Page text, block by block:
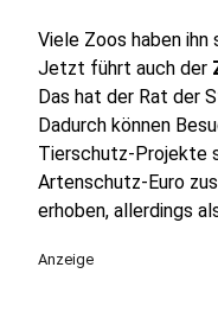
Viele Zoos haben ihn
Jetzt führt auch der
Das hat der Rat der
Dadurch können
Tierschutz-Projekte
Artenschutz-Euro
erhoben, allerdings
Anzeige